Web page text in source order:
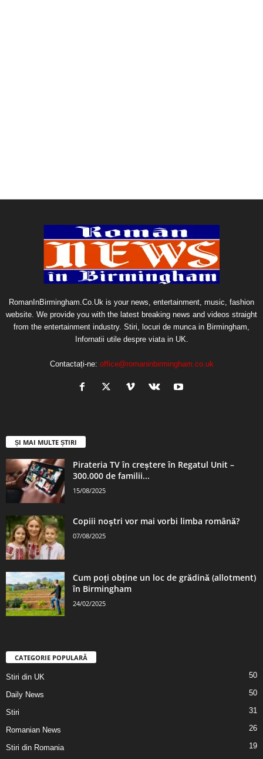
RomanInBirmingham.Co.Uk is your news, entertainment, music, fashion
website. We provide you with the latest breaking news and videos straight
from the entertainment industry. Stiri, locuri de munca in Birmingham,
Infornatii utile despre viata in UK.
Contactați-ne: office@romaninbirmingham.co.uk
ȘI MAI MULTE ȘTIRI
Pirateria TV în creștere în Regatul Unit –
300.000 de familii...
15/08/2025
Copiii noștri vor mai vorbi limba română?
07/08/2025
Cum poți obține un loc de grădină (allotment)
în Birmingham
24/02/2025
CATEGORIE POPULARĂ
Stiri din UK 50
Daily News 50
Stiri 31
Romanian News 26
Stiri din Romania 19